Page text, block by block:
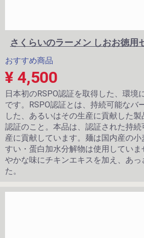
さくらいのラーメン しおお徳用
おすすめ商品
¥ 4,500
日本初のRSPO認証を取得した、環境
です。RSPO認証とは、持続可能なバ
した、あるいはその生産に貢献した
認証のこと。本品は、認証された持
産に貢献しています。麺は国内産の
すい・蛋白加水分解物は使用してい
やかな味にチキンエキスを加え、あ
た。